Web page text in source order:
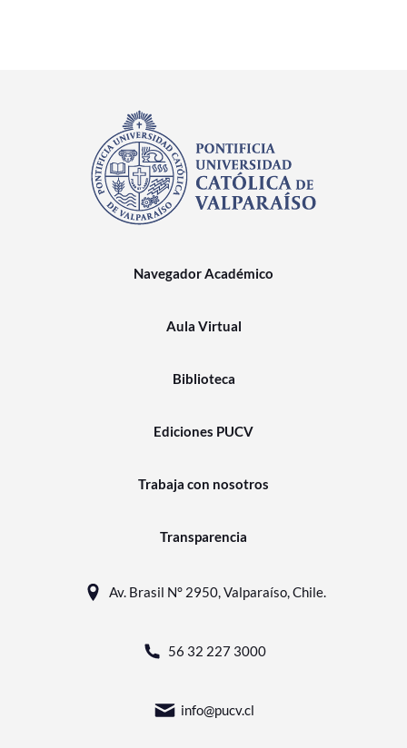
Navegador Académico
Aula Virtual
Biblioteca
Ediciones PUCV
Trabaja con nosotros
Transparencia
Av. Brasil N° 2950, Valparaíso, Chile.
56 32 227 3000
info@pucv.cl